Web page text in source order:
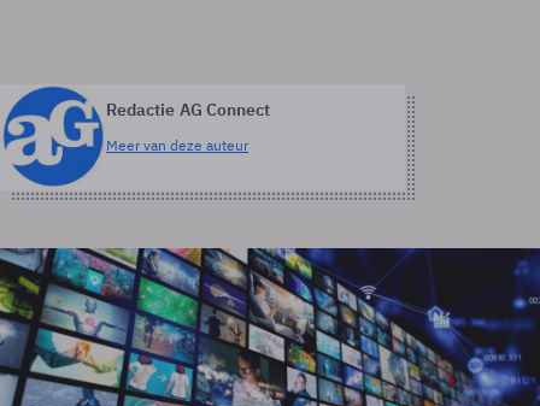
Redactie AG Connect
Meer van deze auteur